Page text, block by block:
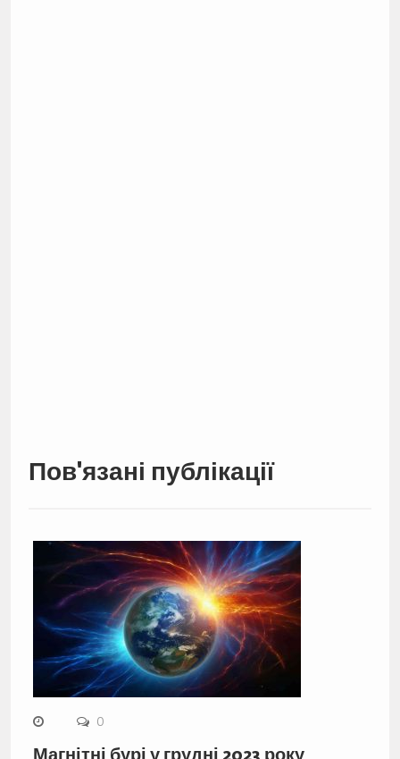
Пов'язані публікації
0
Магнітні бурі у грудні 2023 року